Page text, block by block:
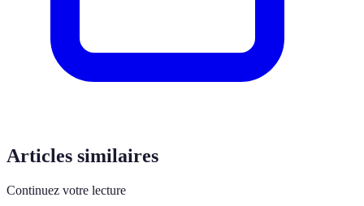
Articles similaires
Continuez votre lecture